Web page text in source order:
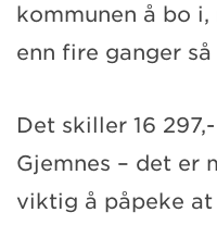
kommunen å bo
enn fire ganger så
Det skiller 16
Gjemnes – det er
viktig å påpeke